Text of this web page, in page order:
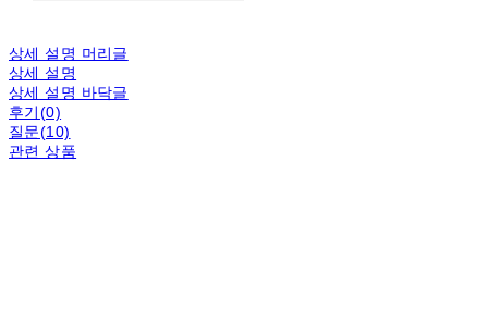
상세 설명 머리글
상세 설명
상세 설명 바닥글
후기(0)
질문(10)
관련 상품